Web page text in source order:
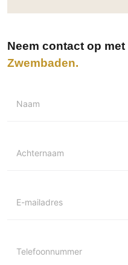
Neem contact op met
Zwembaden
Naam
Achternaam
E-mailadres
Telefoonnummer